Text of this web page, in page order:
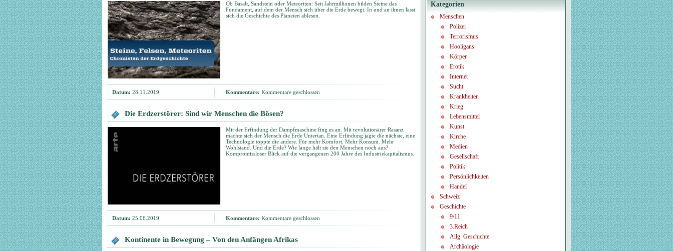
Ob Basalt, Sandstein oder Meteoriten: Seit Jahrmillionen bilden Steine das
Fundament, auf dem der Mensch sich über die Erde bewegt. In und an ihnen lässt
sich die Geschichte des Planeten ablesen.
Datum: 28.11.2019 Kommentare: Kommentare geschlossen
Die Erdzerstörer: Sind wir Menschen die Bösen?
Mit der Erfindung der Dampfmaschine fing es an. Mit revolutionärer Rasanz
machte sich der Mensch die Erde Untertan. Eine Erfindung jagte die nächste, eine
Technologie toppte die andere. Für mehr Komfort. Mehr Konsum. Mehr
Wohlstand. Und die Erde? Wie lange hält sie den Menschen noch aus?
Kompromissloser Blick auf die vergangenen 200 Jahre des Industriekapitalismus.
Datum: 25.06.2019 Kommentare: Kommentare geschlossen
Kontinente in Bewegung – Von den Anfängen Afrikas
Kategorien
Menschen
Polizei
Terrorismus
Hooligans
Körper
Erotik
Internet
Sucht
Krankheiten
Krieg
Lebensmittel
Kunst
Kirche
Medien
Gesellschaft
Politik
Persönlichkeiten
Handel
Schweiz
Geschichte
9/11
3.Reich
Allg. Geschichte
Archäologie